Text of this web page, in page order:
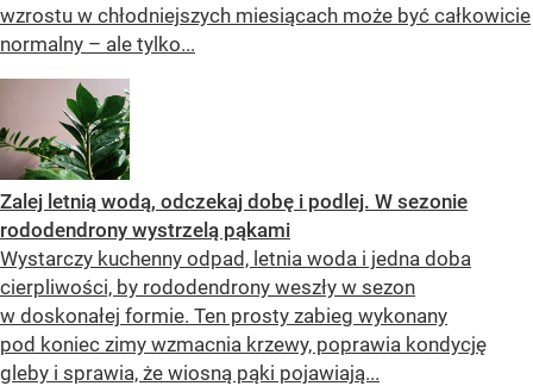
wzrostu w chłodniejszych miesiącach może być całkowicie
normalny – ale tylko...
Zalej letnią wodą, odczekaj dobę i podlej. W sezonie
rododendrony wystrzelą pąkami
Wystarczy kuchenny odpad, letnia woda i jedna doba
cierpliwości, by rododendrony weszły w sezon
w doskonałej formie. Ten prosty zabieg wykonany
pod koniec zimy wzmacnia krzewy, poprawia kondycję
gleby i sprawia, że wiosną pąki pojawiają...